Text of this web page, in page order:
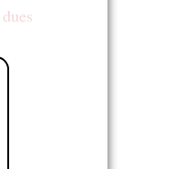
dues